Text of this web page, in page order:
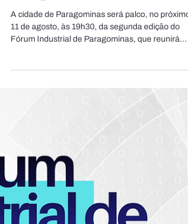
Paragominas
A cidade de Paragominas será palco, no próximo
11 de agosto, às 19h30, da segunda edição do
oportunidades para o fortalecimento da indústria
do desenvolvimento regional. Com o tema
à construção de uma região mais competitiva,
sustentável e preparada para o futuro, a
programação será composta por três painéis